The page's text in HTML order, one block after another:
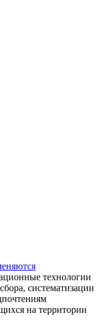
технологии
систематизации
на территории